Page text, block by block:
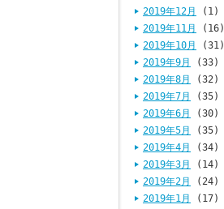
2019年12月
(1)
2019年11月
(16)
2019年10月
(31)
2019年9月
(33)
2019年8月
(32)
2019年7月
(35)
2019年6月
(30)
2019年5月
(35)
2019年4月
(34)
2019年3月
(14)
2019年2月
(24)
2019年1月
(17)